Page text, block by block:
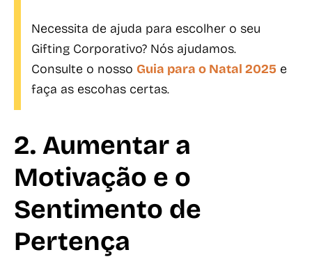
Necessita de ajuda para escolher o seu
Gifting Corporativo? Nós ajudamos.
Consulte o nosso Guia para o Natal 2025 e
faça as escohas certas.
2. Aumentar a
Motivação e o
Sentimento de
Pertença